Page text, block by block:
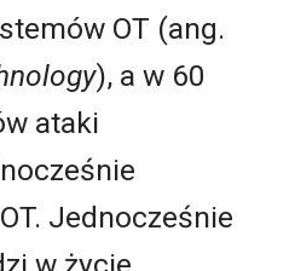
OT (ang.
), a w 60
ataki
Jednocześnie